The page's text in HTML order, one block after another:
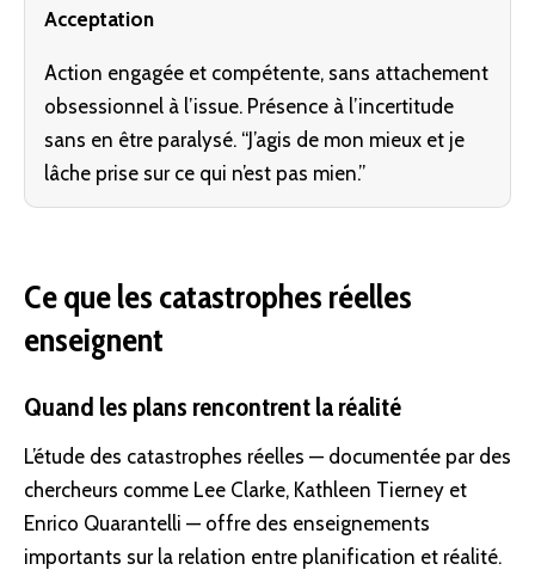
Acceptation
Action engagée et compétente, sans attachement
obsessionnel à l’issue. Présence à l’incertitude
sans en être paralysé. “J’agis de mon mieux et je
lâche prise sur ce qui n’est pas mien.”
Ce que les catastrophes réelles
enseignent
Quand les plans rencontrent la réalité
L’étude des catastrophes réelles — documentée par des
chercheurs comme Lee Clarke, Kathleen Tierney et
Enrico Quarantelli — offre des enseignements
importants sur la relation entre planification et réalité.